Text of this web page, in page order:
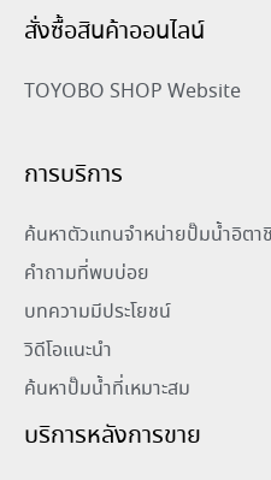
สั่งซื้อสินค้าออนไลน์
TOYOBO SHOP Website
การบริการ
ค้นหาตัวแทนจำหน่ายปั๊มน้ำอิตาชิ
คำถามที่พบบ่อย
บทความมีประโยชน์
วิดีโอแนะนำ
ค้นหาปั๊มน้ำที่เหมาะสม
บริการหลังการขาย